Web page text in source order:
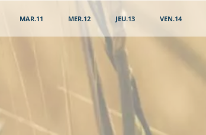
MAR.11 MER.12 JEU.13 VEN.14